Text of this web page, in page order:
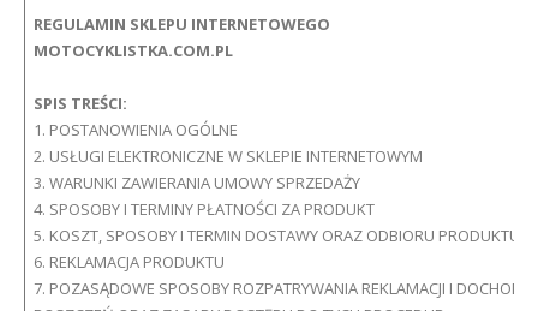
REGULAMIN SKLEPU INTERNETOWEGO
MOTOCYKLISTKA.COM.PL
SPIS TREŚCI:
1. POSTANOWIENIA OGÓLNE
2. USŁUGI ELEKTRONICZNE W SKLEPIE INTERNETOWYM
3. WARUNKI ZAWIERANIA UMOWY SPRZEDAŻY
4. SPOSOBY I TERMINY PŁATNOŚCI ZA PRODUKT
5. KOSZT, SPOSOBY I TERMIN DOSTAWY ORAZ ODBIORU PRODUKTU
6. REKLAMACJA PRODUKTU
7. POZASĄDOWE SPOSOBY ROZPATRYWANIA REKLAMACJI I